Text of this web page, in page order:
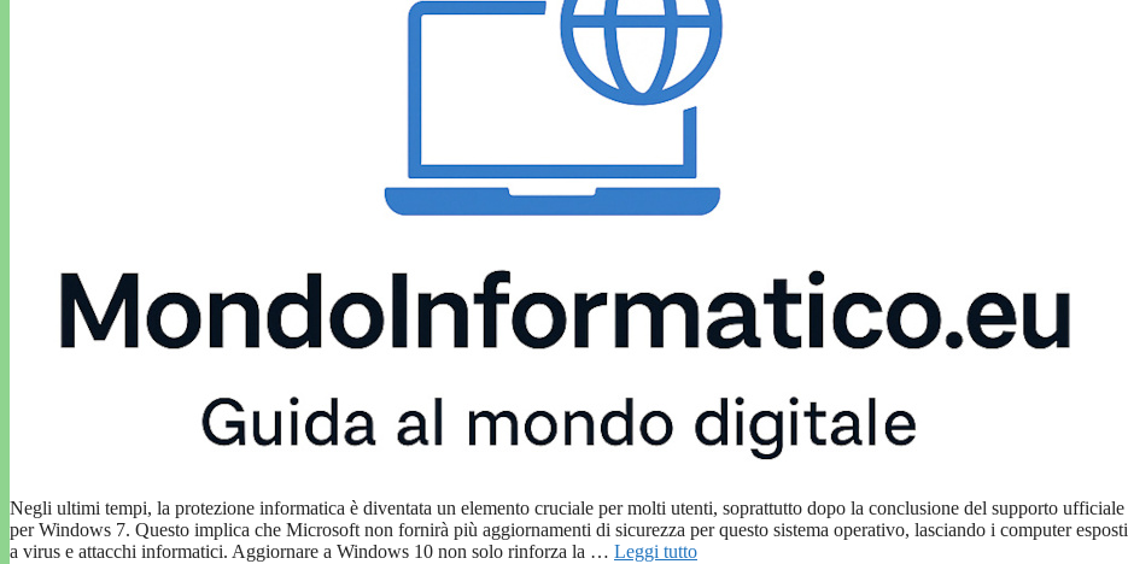
Negli ultimi tempi, la protezione informatica è diventata un elemento cruciale per molti utenti, soprattutto dopo la conclusione del supporto ufficiale
per Windows 7. Questo implica che Microsoft non fornirà più aggiornamenti di sicurezza per questo sistema operativo, lasciando i computer esposti
a virus e attacchi informatici. Aggiornare a Windows 10 non solo rinforza la … Leggi tutto